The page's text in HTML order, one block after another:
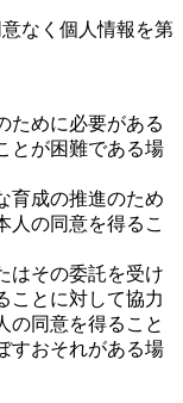
なく個人情報を第
ために必要がある
とが困難である場
育成の推進のため
人の同意を得るこ
はその委託を受け
ことに対して協力
の同意を得ること
すおそれがある場